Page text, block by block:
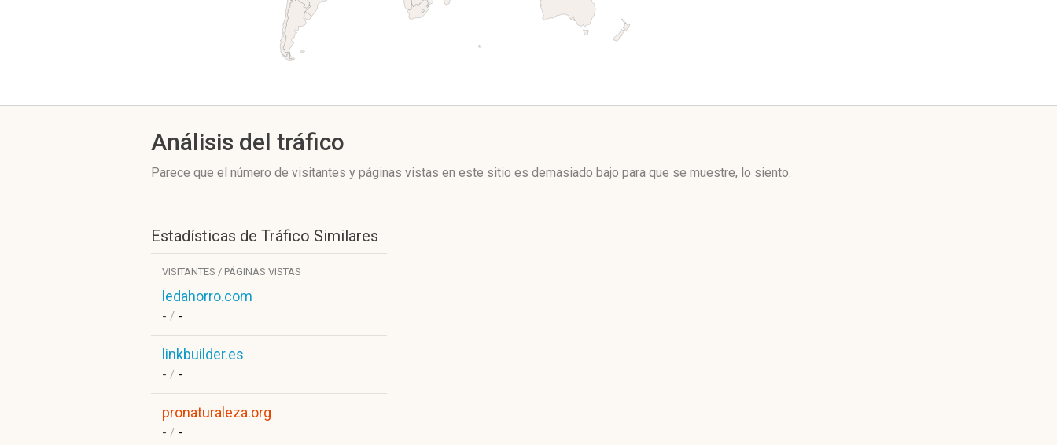
Análisis del tráfico
Parece que el número de visitantes y páginas vistas en este sitio es demasiado bajo para que se muestre, lo siento.
Estadísticas de Tráfico Similares
VISITANTES / PÁGINAS VISTAS
ledahorro.com
- / -
linkbuilder.es
- / -
pronaturaleza.org
- / -